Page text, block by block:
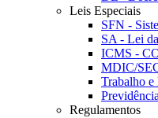
Leis Especiais
SFN -
SA - Lei
ICMS -
MDIC/
Trabalho e
Regulamentos